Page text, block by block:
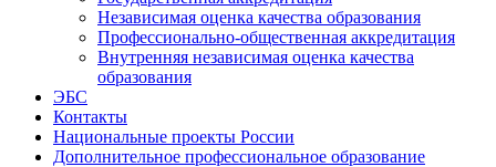
Независимая оценка качества образования
Профессионально-общественная аккредитация
Внутренняя независимая оценка качества
образования
ЭБС
Контакты
Национальные проекты России
Дополнительное профессиональное образование